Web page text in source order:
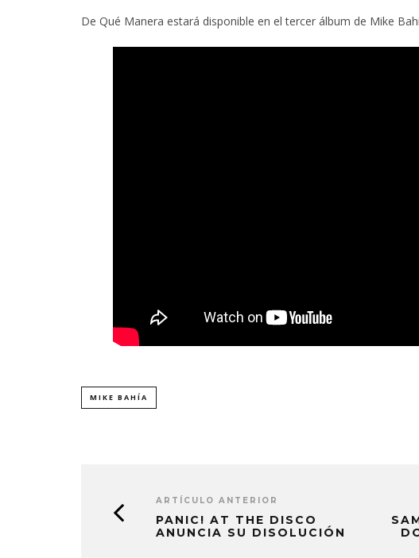
De Qué Manera estará disponible en el tercer álbum de Mike
MIKE BAHÍA
ARTÍCULO ANTERIOR
PANIC! AT THE DISCO
ANUNCIA SU DISOLUCIÓN